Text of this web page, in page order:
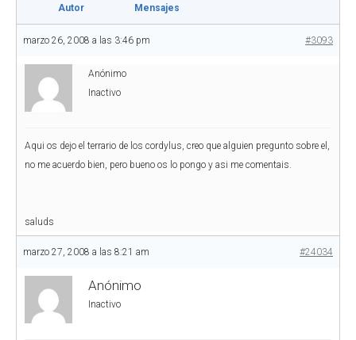
Autor Mensajes
marzo 26, 2008 a las 3:46 pm #3093
Anónimo
Inactivo
Aqui os dejo el terrario de los cordylus, creo que alguien pregunto sobre el,
no me acuerdo bien, pero bueno os lo pongo y asi me comentais.
saluds
marzo 27, 2008 a las 8:21 am #24034
Anónimo
Inactivo